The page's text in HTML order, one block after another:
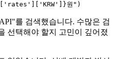
'rates' 'KRW' ]}원"
를 검색했습니다. 수많은 검
선택해야 할지 고민이 깊어졌